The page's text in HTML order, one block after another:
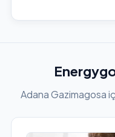
Adana Gazimagosa